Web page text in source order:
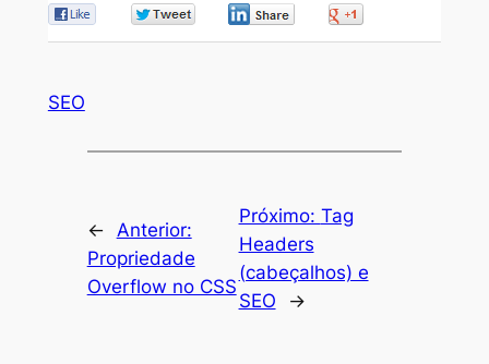
SEO
←
Anterior:
Propriedade
Overflow no CSS
Próximo: Tag
Headers
(cabeçalhos) e
SEO
→